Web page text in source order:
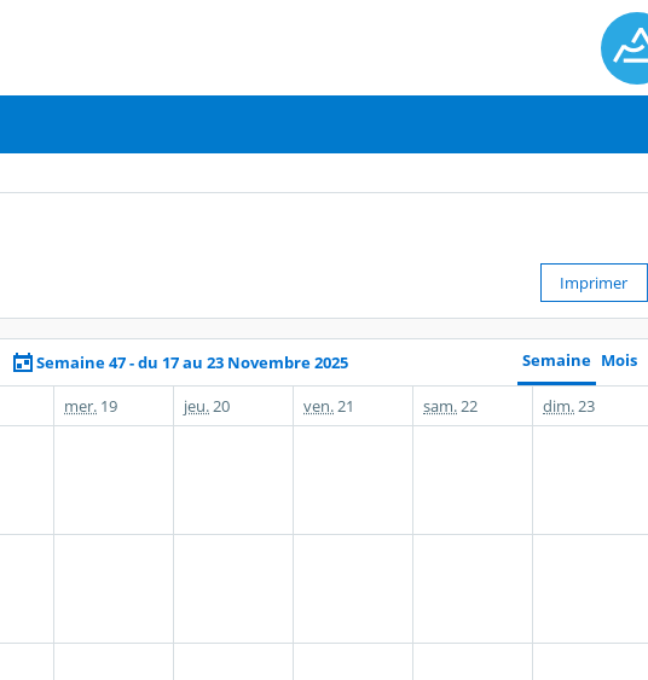
Imprimer
Semaine 47 - du 17 au 23 Novembre 2025 Semaine Mois
mer. 19 jeu. 20 ven. 21 sam. 22 dim. 23